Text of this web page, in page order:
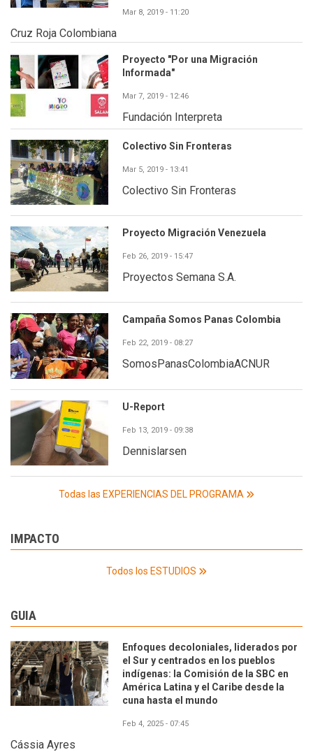
Mar 8, 2019 - 11:20
Cruz Roja Colombiana
Proyecto "Por una Migración
Informada"
Mar 7, 2019 - 12:46
Fundación Interpreta
Colectivo Sin Fronteras
Mar 5, 2019 - 13:41
Colectivo Sin Fronteras
Proyecto Migración Venezuela
Feb 26, 2019 - 15:47
Proyectos Semana S.A.
Campaña Somos Panas Colombia
Feb 22, 2019 - 08:27
SomosPanasColombiaACNUR
U-Report
Feb 13, 2019 - 09:38
Dennislarsen
Todas las EXPERIENCIAS DEL PROGRAMA
IMPACTO
Todos los ESTUDIOS
GUIA
Enfoques decoloniales, liderados por
el Sur y centrados en los pueblos
indígenas: la Comisión de la SBC en
América Latina y el Caribe desde la
cuna hasta el mundo
Feb 4, 2025 - 07:45
Cássia Ayres